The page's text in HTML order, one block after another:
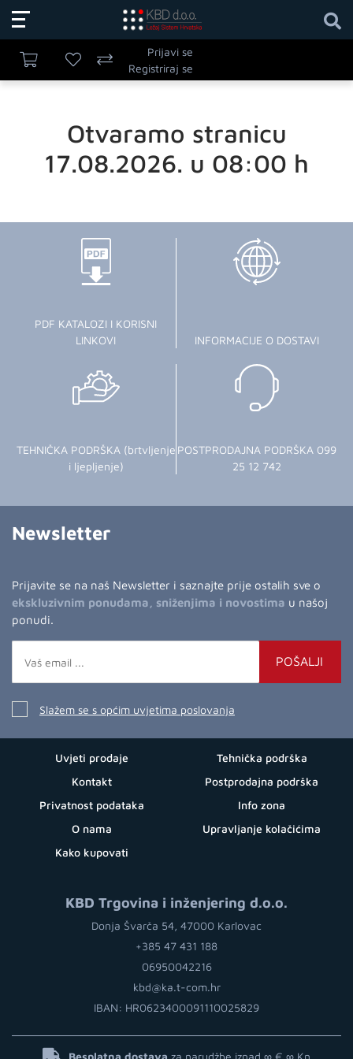
Prijavi se
Registriraj se
Otvaramo stranicu
17.08.2026. u 08:00 h
PDF KATALOZI I KORISNI
LINKOVI
INFORMACIJE O DOSTAVI
TEHNIČKA PODRŠKA (brtvljenje
i ljepljenje)
POSTPRODAJNA PODRŠKA 099
25 12 742
Newsletter
Prijavite se na naš Newsletter i saznajte prije ostalih sve o
ekskluzivnim ponudama, sniženjima i novostima u našoj
ponudi.
POŠALJI
Slažem se s općim uvjetima poslovanja
Uvjeti prodaje
Kontakt
Privatnost podataka
O nama
Kako kupovati
Tehnička podrška
Postprodajna podrška
Info zona
Upravljanje kolačićima
KBD Trgovina i inženjering d.o.o.
Donja Švarča 54, 47000 Karlovac
+385 47 431 188
06950042216
kbd@ka.t-com.hr
IBAN: HR0623400091110025829
Besplatna dostava za narudžbe iznad ∞ € ∞ Kn